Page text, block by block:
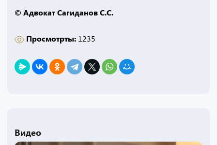
© Адвокат Сагиданов С.С.
Просмотрты: 1235
Видео